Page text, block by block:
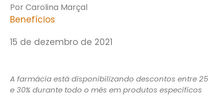
Por Carolina Marçal
Benefícios
15 de dezembro de 2021
A farmácia está disponibilizando descontos entre 25
e 30% durante todo o mês em produtos específicos